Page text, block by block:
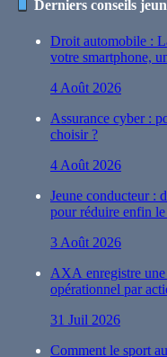
Derniers conseils
Droit automobile :
votre smartphone,
4 Août 2026
Assurance cyber :
choisir ?
4 Août 2026
Jeune conducteur :
pour réduire enfin
3 Août 2026
AXA enregistre une
opérationnel par
31 Juil 2026
Comment le sport